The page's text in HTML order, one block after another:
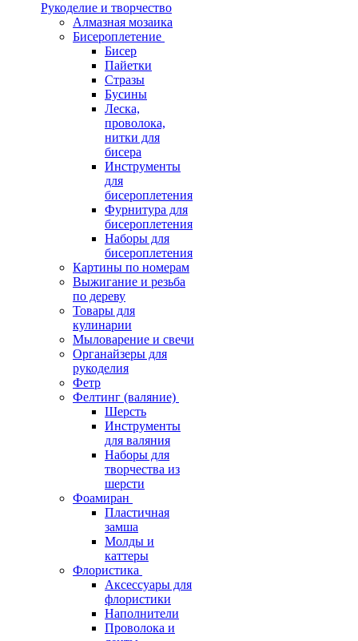
Рукоделие и творчество
Алмазная мозаика
Бисероплетение
Бисер
Пайетки
Стразы
Бусины
Леска,
проволока,
нитки для
бисера
Инструменты
для
бисероплетения
Фурнитура для
бисероплетения
Наборы для
бисероплетения
Картины по номерам
Выжигание и резьба
по дереву
Товары для
кулинарии
Мыловарение и свечи
Органайзеры для
рукоделия
Фетр
Фелтинг (валяние)
Шерсть
Инструменты
для валяния
Наборы для
творчества из
шерсти
Фоамиран
Пластичная
замша
Молды и
каттеры
Флористика
Аксессуары для
флористики
Наполнители
Проволока и